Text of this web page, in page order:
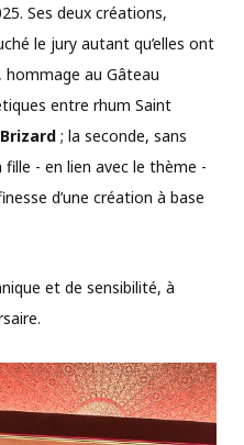
Ses deux créations,
le jury autant qu’elles ont
hommage au Gâteau
entre rhum Saint
; la seconde, sans
- en lien avec le thème -
d’une création à base
et de sensibilité, à